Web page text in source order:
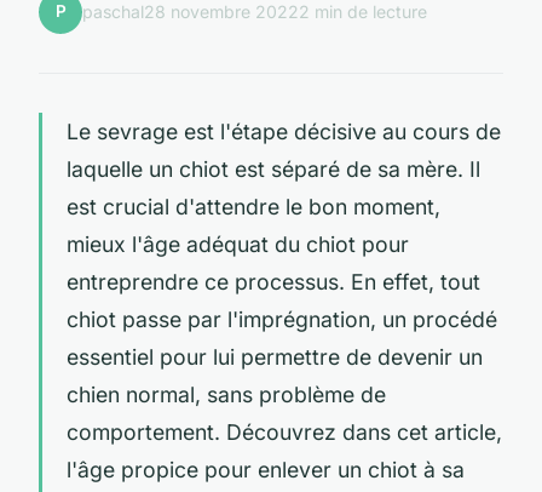
P paschal28 novembre 20222 min de lecture
Le sevrage est l'étape décisive au cours de
laquelle un chiot est séparé de sa mère. Il
est crucial d'attendre le bon moment,
mieux l'âge adéquat du chiot pour
entreprendre ce processus. En effet, tout
chiot passe par l'imprégnation, un procédé
essentiel pour lui permettre de devenir un
chien normal, sans problème de
comportement. Découvrez dans cet article,
l'âge propice pour enlever un chiot à sa